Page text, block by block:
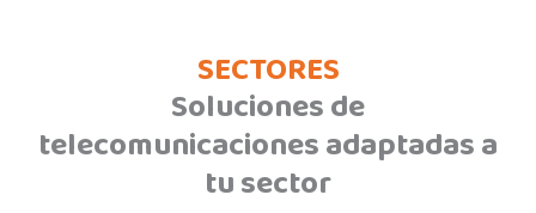
SECTORES
Soluciones de
telecomunicaciones adaptadas a
tu sector